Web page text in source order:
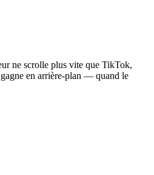
ne scrolle plus vite que TikTok,
en arrière-plan — quand le